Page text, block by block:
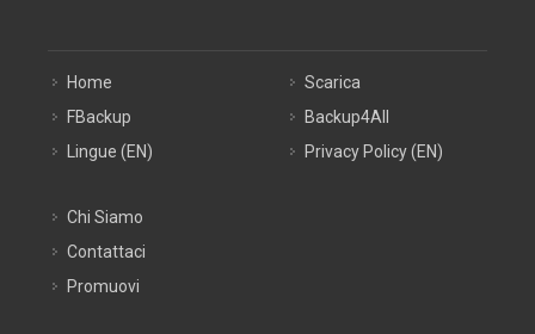
Home
FBackup
Lingue (EN)
Scarica
Backup4All
Privacy Policy (EN)
Chi Siamo
Contattaci
Promuovi